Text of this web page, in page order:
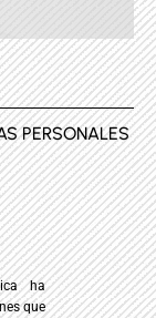
PERSONALES
ha
que